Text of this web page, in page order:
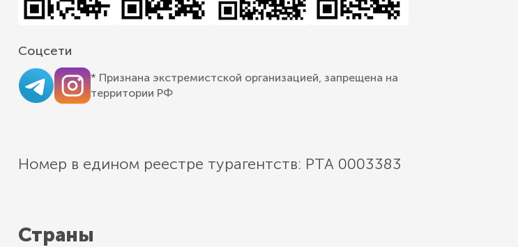
Соцсети
* Признана экстремистской организацией, запрещена на
территории РФ
Номер в едином реестре турагентств: РТА 0003383
Страны